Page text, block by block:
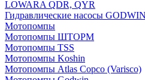
LOWARA QDR, QYR
Гидравлические насосы
Мотопомпы
Мотопомпы ШТОРМ
Мотопомпы TSS
Мотопомпы Koshin
Мотопомпы Atlas Copco (Varisco)